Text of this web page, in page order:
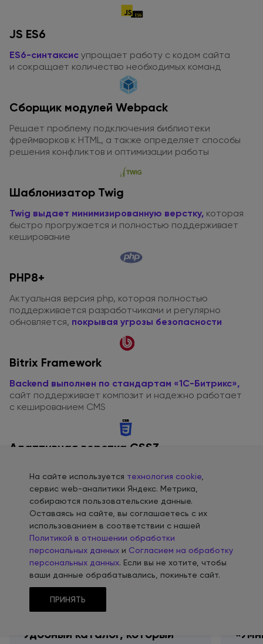
JS ES6
ES6-синтаксис упрощает работу с кодом сайта
и сокращает количество необходимых команд
Сборщик модулей Webpack
Решает проблему подключения библиотеки
фреймворков к HTML, а также определяет способы
решения конфликтов и оптимизации работы
Шаблонизатор Twig
Twig выдает минимизированную верстку, которая
быстро прогружается и полностью поддерживает
кеширование
PHP8+
Актуальная версия php, которая полностью
поддерживается разработчиками и регулярно
обновляется, покрывая угрозы безопасности
Bitrix Framework
Backend выполнен по стандартам «1С-Битрикс»,
сайт поддерживает композит и надежно работает
с кешированием CMS
Адаптивная верстка CSS3
Grid Layout, для создания адаптивных макетов,
а такжекачественная верстка,с которой
работать
Расширенные возможности
дляe-commerce
Удобный каталог, который
На сайте используется технология cookie
сервис web-аналитики Яндекс. Метрика,
собираются пользовательские данные.
Оставаясь на сайте, вы соглашаетесь с их
использованием в соответствии с нашей
Политикой в отношении обработки
персональных данных и Согласием на обработку
персональных данных. Если вы не хотите, чтобы
ваши данные обрабатывались, покиньте сайт.
ПРИНЯТЬ